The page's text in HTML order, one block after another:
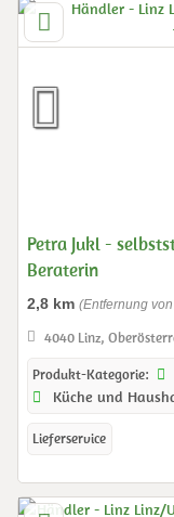
Petra Jukl -
Beraterin
2,8 km (Entfernung
4040 Linz,
Produkt-Kategorie:
Küche und
Lieferservice